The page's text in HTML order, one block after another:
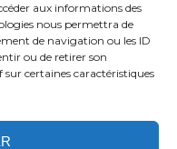
aux informations des
nous permettra de
de navigation ou les ID
ou de retirer son
certaines caractéristiques